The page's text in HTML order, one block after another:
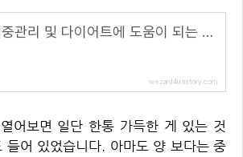
체중관리 및 다이어트에 도움이 되는 EVLution Nutrition 린 모드 각성제 무첨가 150 캡슐
wezard4u.tistory.com
어보면 일단 한통 가득한 게 있는 것
들어 있었습니다. 아마도 양 보다는 중